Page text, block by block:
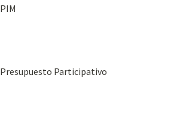
PIM
Presupuesto Participativo